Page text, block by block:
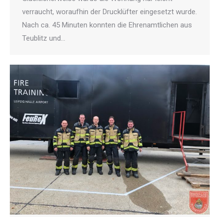
verraucht, woraufhin der Drucklüfter eingesetzt wurde.
Nach ca. 45 Minuten konnten die Ehrenamtlichen aus
Teublitz und…